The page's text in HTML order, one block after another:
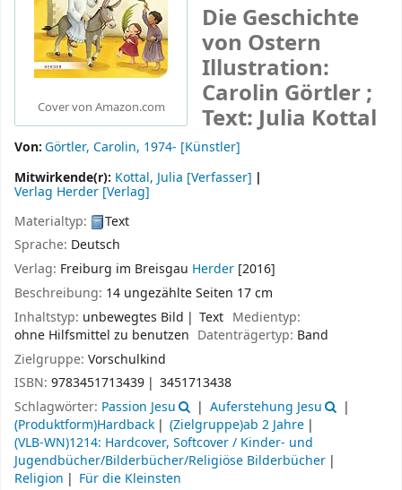
Cover von Amazon.com
Die Geschichte
von Ostern
Illustration:
Carolin Görtler ;
Text: Julia Kottal
Von:Görtler, Carolin, 1974- [Künstler]
Mitwirkende(r): Kottal, Julia [Verfasser]
Verlag Herder [Verlag]
Materialtyp:
Text
Sprache: Deutsch
Verlag: Freiburg im Breisgau Herder [2016]
Beschreibung: 14 ungezählte Seiten 17 cm
Inhaltstyp: unbewegtes Bild Text Medientyp:
ohne Hilfsmittel zu benutzen Datenträgertyp: Band
Zielgruppe: Vorschulkind
ISBN: 9783451713439
3451713438
Schlagwörter: Passion Jesu
Auferstehung Jesu
(Produktform)Hardback
(Zielgruppe)ab 2 Jahre
(VLB-WN)1214: Hardcover, Softcover / Kinder- und
Jugendbücher/Bilderbücher/Religiöse Bilderbücher
Religion
Für die Kleinsten